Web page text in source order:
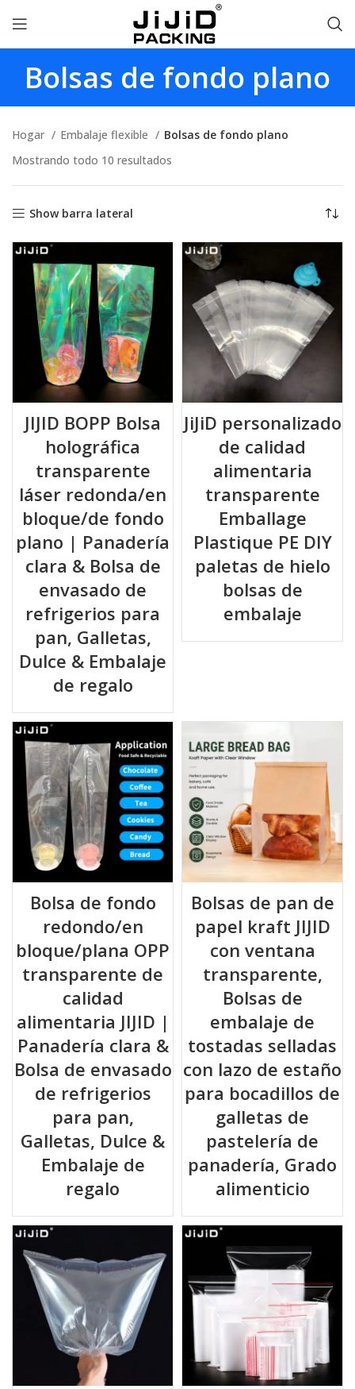
Bolsas de fondo plano
Hogar Embalaje flexible
Bolsas de fondo plano
Mostrando todo 10 resultados
Show barra lateral
JIJID BOPP Bolsa
holográfica
transparente
láser redonda/en
bloque/de fondo
plano | Panadería
clara & Bolsa de
envasado de
refrigerios para
pan, Galletas,
Dulce & Embalaje
de regalo
JiJiD personalizado
de calidad
alimentaria
transparente
Emballage
Plastique PE DIY
paletas de hielo
bolsas de
embalaje
Bolsa de fondo
redondo/en
bloque/plana OPP
transparente de
calidad
alimentaria JIJID |
Panadería clara &
Bolsa de envasado
de refrigerios
para pan,
Galletas, Dulce &
Embalaje de
regalo
Bolsas de pan de
papel kraft JIJID
con ventana
transparente,
Bolsas de
embalaje de
tostadas selladas
con lazo de estaño
para bocadillos de
galletas de
pastelería de
panadería, Grado
alimenticio